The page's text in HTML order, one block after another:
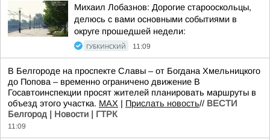
Михаил Лобазнов: Дорогие старооскольцы,
делюсь с вами основными событиями в
округе прошедшей недели:
ГУБКИНСКИЙ 11:09
В Белгороде на проспекте Славы – от Богдана Хмельницкого
до Попова – временно ограничено движение В
Госавтоинспекции просят жителей планировать маршруты в
объезд этого участка. МАХ | Прислать новость// ВЕСТИ
Белгород | Новости | ГТРК
11:09